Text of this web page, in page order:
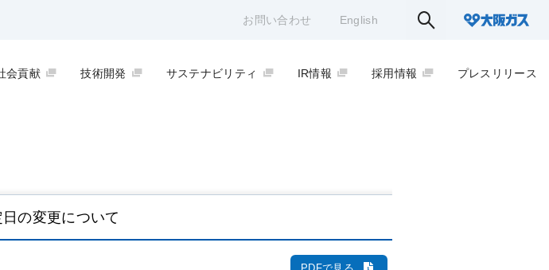
お問い合わせ English
会貢献 技術開発 サステナビリティ IR情報 採用情報 プレスリリース
の変更について